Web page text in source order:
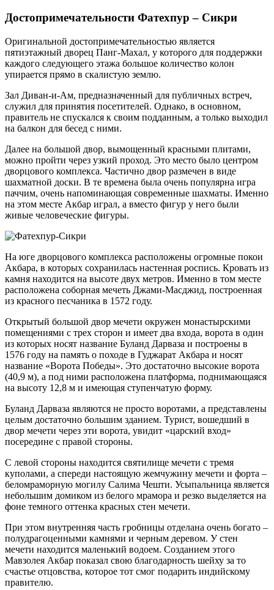
Достопримечательности Фатехпур – Сикри
Оригинальной достопримечательностью является
пятиэтажный дворец Панг-Махал, у которого для поддержки
каждого следующего этажа большое количество колон
упирается прямо в скалистую землю.
Зал Диван-и-Ам, предназначенный для публичных встреч,
служил для принятия посетителей. Однако, в основном,
правитель не спускался к своим подданным, а только выходил
на балкон для бесед с ними.
Далее на большой двор, вымощенный красными плитами,
можно пройти через узкий проход. Это место было центром
дворцового комплекса. Частично двор размечен в виде
шахматной доски. В те времена была очень популярна игра
паччим, очень напоминающая современные шахматы. Именно
на этом месте Акбар играл, а вместо фигур у него были
живые человеческие фигуры.
На юге дворцового комплекса расположены огромные покои
Акбара, в которых сохранилась настенная роспись. Кровать из
камня находится на высоте двух метров. Именно в том месте
расположена соборная мечеть Джами-Масджид, построенная
из красного песчаника в 1572 году.
Открытый большой двор мечети окружен монастырскими
помещениями с трех сторон и имеет два входа, ворота в один
из которых носят название Буланд Дарваза и построены в
1576 году на память о походе в Гуджарат Акбара и носят
название «Ворота Победы». Это достаточно высокие ворота
(40,9 м), а под ними расположена платформа, поднимающаяся
на высоту 12,8 м и имеющая ступенчатую форму.
Буланд Дарваза являются не просто воротами, а представлены
целым достаточно большим зданием. Турист, вошедший в
двор мечети через эти ворота, увидит «царский вход»
посередине с правой стороны.
С левой стороны находится святилище мечети с тремя
куполами, а спереди настоящую жемчужину мечети и форта –
беломраморную могилу Салима Чешти. Усыпальница является
небольшим домиком из белого мрамора и резко выделяется на
фоне темного оттенка красных стен мечети.
При этом внутренняя часть гробницы отделана очень богато –
полудрагоценными камнями и черным деревом. У стен
мечети находится маленький водоем. Созданием этого
Мавзолея Акбар показал свою благодарность шейху за то
счастье отцовства, которое тот смог подарить индийскому
правителю.